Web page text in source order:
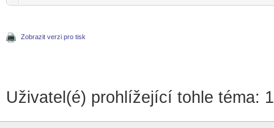
Zobrazit verzi pro tisk
Uživatel(é) prohlížející tohle téma: